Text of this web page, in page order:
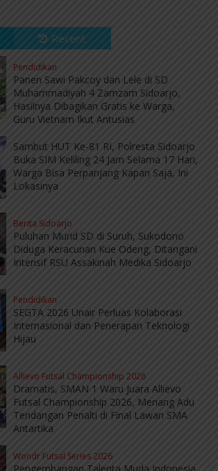
Recent
Pendidikan
Panen Sawi Pakcoy dan Lele di SD
Muhammadiyah 4 Zamzam Sidoarjo,
Hasilnya Dibagikan Gratis ke Warga,
Guru Vietnam Ikut Antusias
Sambut HUT Ke-81 RI, Polresta Sidoarjo
Buka SIM Keliling 24 Jam Selama 17 Hari,
Warga Bisa Perpanjang Kapan Saja, Ini
Lokasinya
Berita Sidoarjo
Puluhan Murid SD di Suruh, Sukodono
Diduga Keracunan Kue Odeng, Ditangani
Intensif RSU Assakinah Medika Sidoarjo
Pendidikan
SEGTA 2026 Unair Perluas Kolaborasi
Internasional dan Penerapan Teknologi
Hijau
Allievo Futsal Championship 2026
Dramatis, SMAN 1 Waru Juara Allievo
Futsal Championship 2026, Menang Adu
Tendangan Penalti di Final Lawan SMA
Antartika
Wondr Futsal Series 2026
Pengembangan Talenta Muda Indonesia